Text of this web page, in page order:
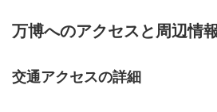
万博へのアクセスと周辺情
交通アクセスの詳細